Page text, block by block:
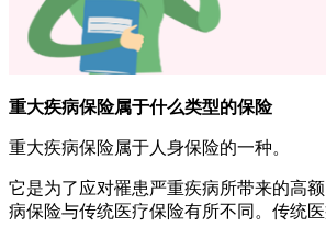
重大疾病保险属于什么类型的保险
重大疾病保险属于人身保险的一种。
它是为了应对罹患严重疾病所带来的高
病保险与传统医疗保险有所不同。传统